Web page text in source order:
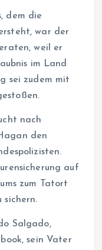
dem die
war der
weil er
im Land
sei zudem mit
nach
den
auf
zum Tatort
sichern.
Salgado,
sein Vater